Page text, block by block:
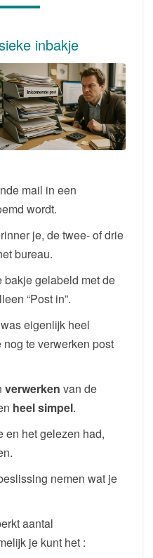
inbakje
mail in een
wordt.
je, de twee- of drie
bureau.
bakje gelabeld met de
“Post in”.
eigenlijk heel
nog te verwerken post
verwerken van de
heel simpel.
en het gelezen had,
nemen wat je
aantal
je kunt het :